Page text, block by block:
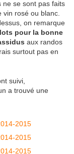
ne se sont pas faits
rosé ou blanc.
on remarque
pour la bonne
aux randos
surtout pas en
suivi,
a trouvé une